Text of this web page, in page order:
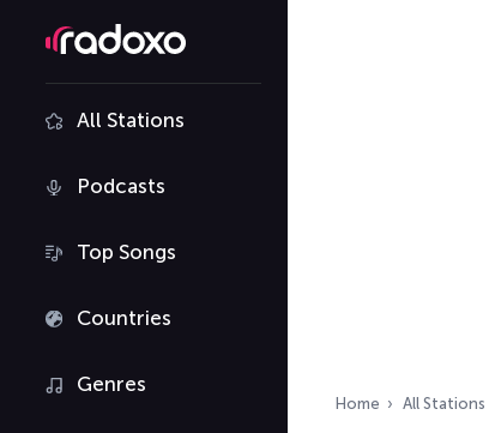
All Stations
Podcasts
Top Songs
Countries
Genres
Home All Stations